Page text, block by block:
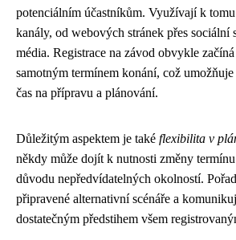
potenciálním účastníkům. Využívají k
kanály, od webových stránek přes sociální
média. Registrace na závod obvykle
samotným termínem konání, což
čas na přípravu a plánování.
Důležitým aspektem je také flexibilita v
někdy může dojít k nutnosti změny
důvodu nepředvídatelných okolností.
připravené alternativní scénáře a
dostatečným předstihem všem